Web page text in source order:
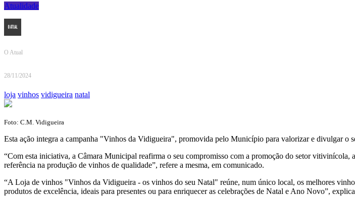
Atualidade
O Atual
28/11/2024
loja vinhos vidigueira natal
Foto: C.M. Vidigueira
Esta ação integra a campanha "Vinhos da Vidigueira", promovida pelo Município para valorizar e divulgar
“Com esta iniciativa, a Câmara Municipal reafirma o seu compromisso com a promoção do setor
referência na produção de vinhos de qualidade”, refere a mesma, em comunicado.
“A Loja de vinhos "Vinhos da Vidigueira - os vinhos do seu Natal" reúne, num único local, os melhores
produtos de excelência, ideais para presentes ou para enriquecer as celebrações de Natal e Ano Novo”,